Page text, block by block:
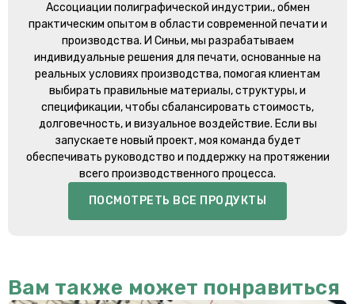
Ассоциации полиграфической индустрии., обмен
практическим опытом в области современной печати и
производства. И Синьи, мы разрабатываем
индивидуальные решения для печати, основанные на
реальных условиях производства, помогая клиентам
выбирать правильные материалы, структуры, и
спецификации, чтобы сбалансировать стоимость,
долговечность, и визуальное воздействие. Если вы
запускаете новый проект, моя команда будет
обеспечивать руководство и поддержку на протяжении
всего производственного процесса.
ПОСМОТРЕТЬ ВСЕ ПРОДУКТЫ
Вам также может понравиться